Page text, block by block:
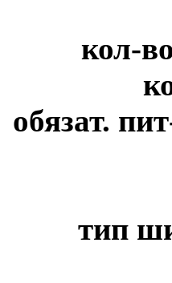
кол-
обязат.
тип